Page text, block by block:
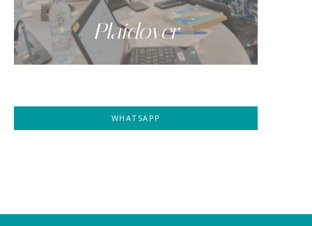
Plaidoyer
WHATSAPP